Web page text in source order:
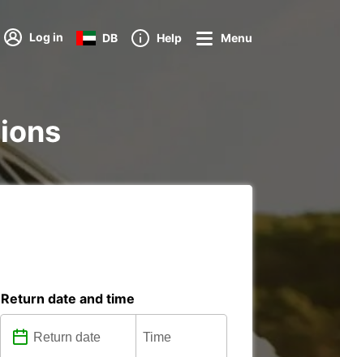
Log in DB Help Menu
Return date and time